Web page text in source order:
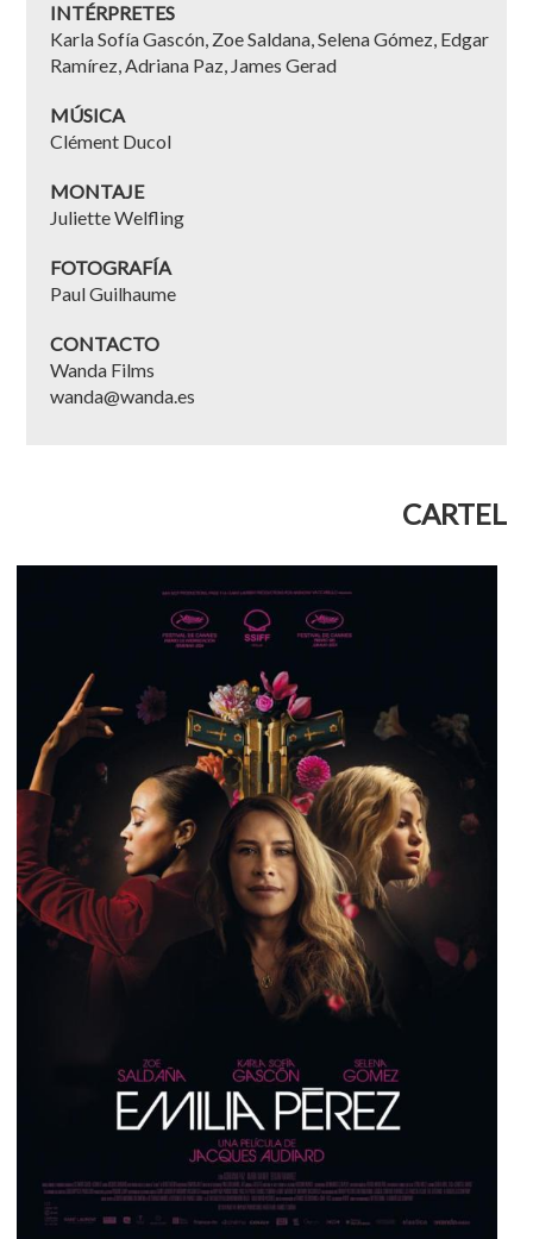
INTÉRPRETES
Karla Sofía Gascón, Zoe Saldana, Selena Gómez, Edgar
Ramírez, Adriana Paz, James Gerad
MÚSICA
Clément Ducol
MONTAJE
Juliette Welfling
FOTOGRAFÍA
Paul Guilhaume
CONTACTO
Wanda Films
wanda@wanda.es
CARTEL